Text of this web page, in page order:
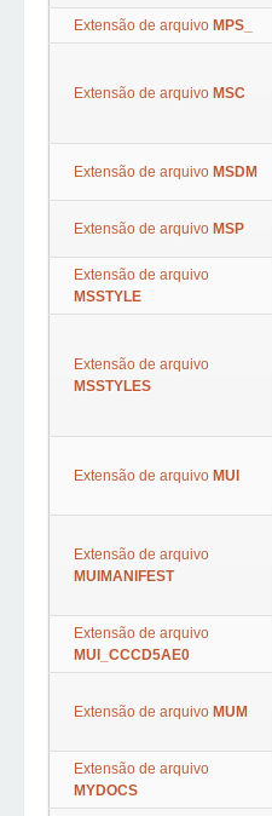
Extensão de arquivo MPS_
Extensão de arquivo MSC
Extensão de arquivo MSDM
Extensão de arquivo MSP
Extensão de arquivo
MSSTYLE
Extensão de arquivo
MSSTYLES
Extensão de arquivo MUI
Extensão de arquivo
MUIMANIFEST
Extensão de arquivo
MUI_CCCD5AE0
Extensão de arquivo MUM
Extensão de arquivo
MYDOCS